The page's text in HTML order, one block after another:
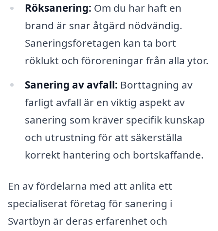
Röksanering: Om du har haft en
brand är snar åtgärd nödvändig.
Saneringsföretagen kan ta bort
röklukt och föroreningar från alla ytor.
Sanering av avfall: Borttagning av
farligt avfall är en viktig aspekt av
sanering som kräver specifik kunskap
och utrustning för att säkerställa
korrekt hantering och bortskaffande.
En av fördelarna med att anlita ett
specialiserat företag för sanering i
Svartbyn är deras erfarenhet och